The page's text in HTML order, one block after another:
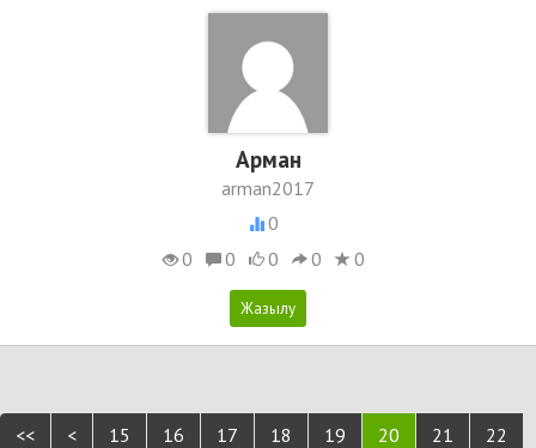
Арман
arman2017
0
0
0 0 0 0
<< < 15 16 17 18 19 20 21
22